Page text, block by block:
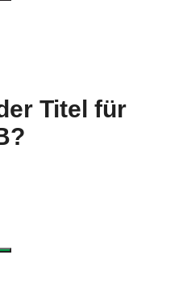
Titel für